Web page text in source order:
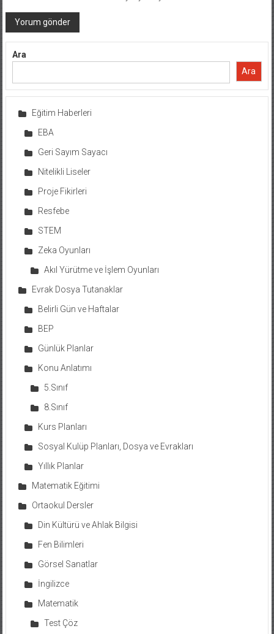
Ara
Ara
Eğitim Haberleri
EBA
Geri Sayım Sayacı
Nitelikli Liseler
Proje Fikirleri
Resfebe
STEM
Zeka Oyunları
Akıl Yürütme ve İşlem Oyunları
Evrak Dosya Tutanaklar
Belirli Gün ve Haftalar
BEP
Günlük Planlar
Konu Anlatımı
5.Sınıf
8.Sınıf
Kurs Planları
Sosyal Kulüp Planları, Dosya ve Evrakları
Yıllık Planlar
Matematik Eğitimi
Ortaokul Dersler
Din Kültürü ve Ahlak Bilgisi
Fen Bilimleri
Görsel Sanatlar
İngilizce
Matematik
Test Çöz